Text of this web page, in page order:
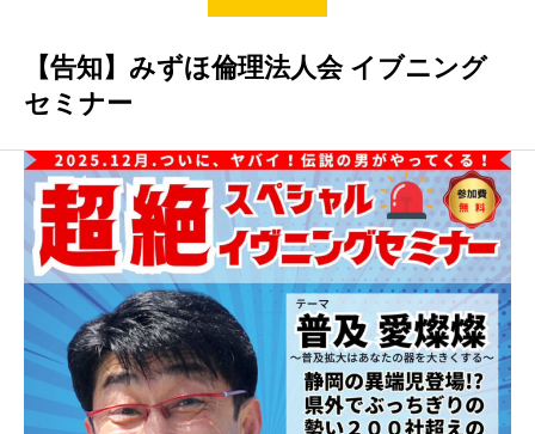
【告知】みずほ倫理法人会 イブニング
セミナー